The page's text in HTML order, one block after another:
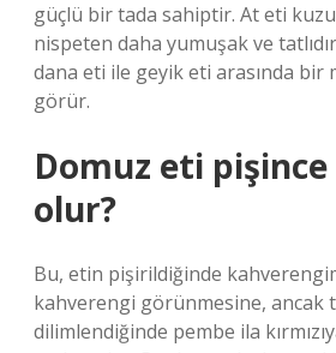
güçlü bir tada sahiptir. At eti kuzu
nispeten daha yumuşak ve
dana eti ile geyik eti arasında bir
görür.
Domuz eti
olur?
Bu, etin pişirildiğinde
kahverengi görünmesine, ancak
dilimlendiğinde pembe ila